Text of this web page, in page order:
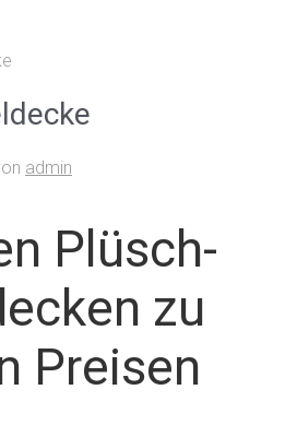
admin
Plüsch-
zu
Preisen